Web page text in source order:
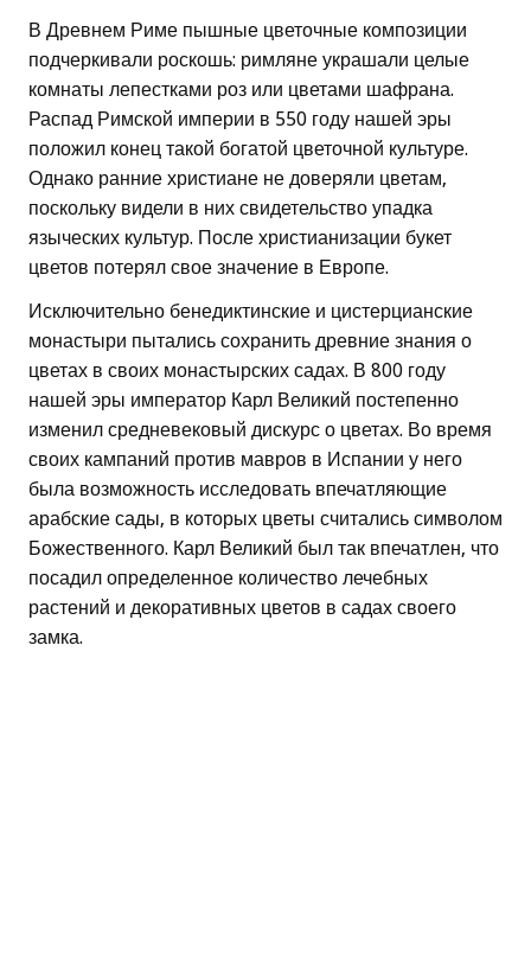
В Древнем Риме пышные цветочные композиции
подчеркивали роскошь: римляне украшали целые
комнаты лепестками роз или цветами шафрана.
Распад Римской империи в 550 году нашей эры
положил конец такой богатой цветочной культуре.
Однако ранние христиане не доверяли цветам,
поскольку видели в них свидетельство упадка
языческих культур. После христианизации букет
цветов потерял свое значение в Европе.
Исключительно бенедиктинские и цистерцианские
монастыри пытались сохранить древние знания о
цветах в своих монастырских садах. В 800 году
нашей эры император Карл Великий постепенно
изменил средневековый дискурс о цветах. Во время
своих кампаний против мавров в Испании у него
была возможность исследовать впечатляющие
арабские сады, в которых цветы считались символом
Божественного. Карл Великий был так впечатлен, что
посадил определенное количество лечебных
растений и декоративных цветов в садах своего
замка.